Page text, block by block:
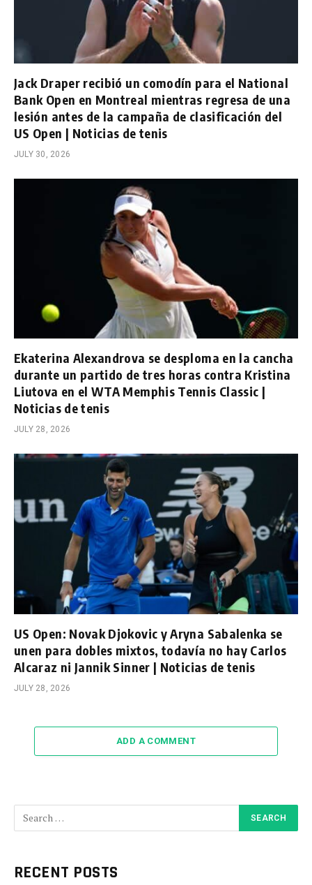
Jack Draper recibió un comodín para el National
Bank Open en Montreal mientras regresa de una
lesión antes de la campaña de clasificación del
US Open | Noticias de tenis
JULY 30, 2026
Ekaterina Alexandrova se desploma en la cancha
durante un partido de tres horas contra Kristina
Liutova en el WTA Memphis Tennis Classic |
Noticias de tenis
JULY 28, 2026
US Open: Novak Djokovic y Aryna Sabalenka se
unen para dobles mixtos, todavía no hay Carlos
Alcaraz ni Jannik Sinner | Noticias de tenis
JULY 28, 2026
ADD A COMMENT
RECENT POSTS